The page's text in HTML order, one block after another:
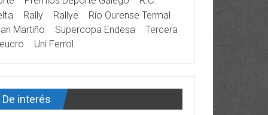
Rally Rallye
Río Ourense Termal
Martiño
Supercopa Endesa
Tercera
Uni Ferrol
De interés